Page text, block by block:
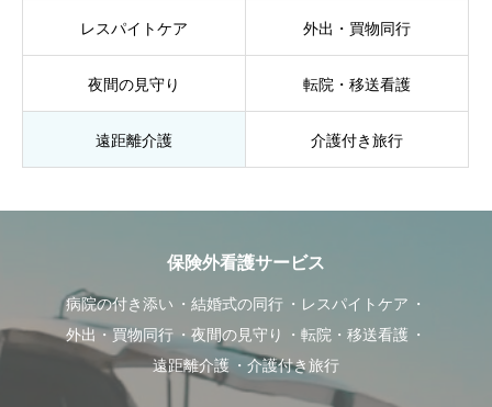
レスパイトケア 外出・買物同行
夜間の見守り 転院・移送看護
遠距離介護 介護付き旅行
保険外看護サービス
病院の付き添い 結婚式の同行
レスパイトケア
外出・買物同行
夜間の見守り
転院・移送看護
遠距離介護
介護付き旅行